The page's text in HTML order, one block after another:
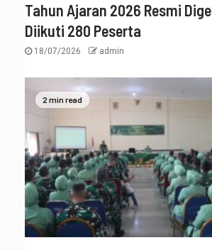
Tahun Ajaran 2026 Resmi
Diikuti 280 Peserta
18/07/2026 admin
2 min read